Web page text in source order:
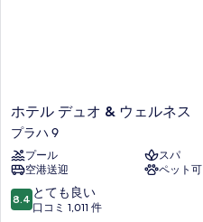
写
真
を
表
示
ホ
テ
ル
デ
ュ
オ
&
ホテル デュオ & ウェルネス
プラハ 9
プール
スパ
空港送迎
ペット可
10
段
8.4 とても良い
口コミ 1,011 件